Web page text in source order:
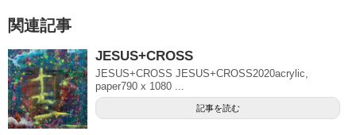
関連記事
JESUS+CROSS
JESUS+CROSS JESUS+CROSS2020acrylic,
paper790 x 1080 ...
記事を読む